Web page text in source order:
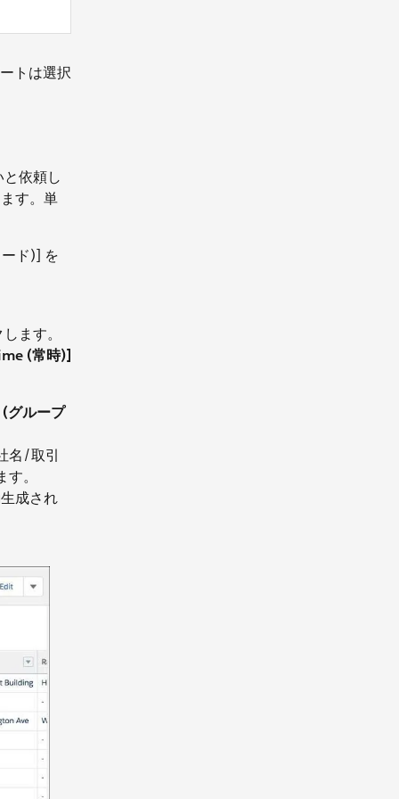
トは選択
依頼し
す。単
ド)] を
ます。
(常時)]
グループ
名/取引
。
成され